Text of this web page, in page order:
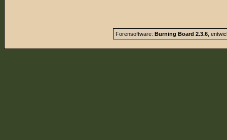
Forensoftware: Burning Board 2.3.6,